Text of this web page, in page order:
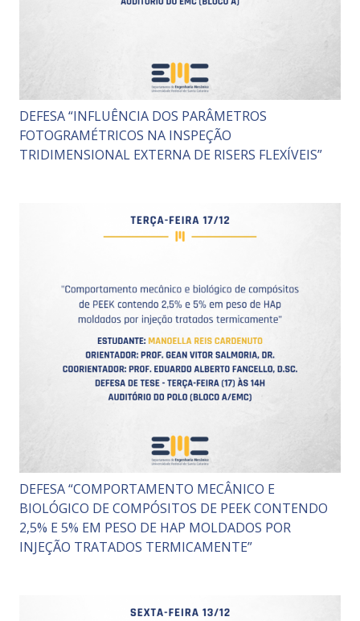
DEFESA “INFLUÊNCIA DOS PARÂMETROS
FOTOGRAMÉTRICOS NA INSPEÇÃO
TRIDIMENSIONAL EXTERNA DE RISERS FLEXÍVEIS”
DEFESA “COMPORTAMENTO MECÂNICO E
BIOLÓGICO DE COMPÓSITOS DE PEEK CONTENDO
2,5% E 5% EM PESO DE HAP MOLDADOS POR
INJEÇÃO TRATADOS TERMICAMENTE”